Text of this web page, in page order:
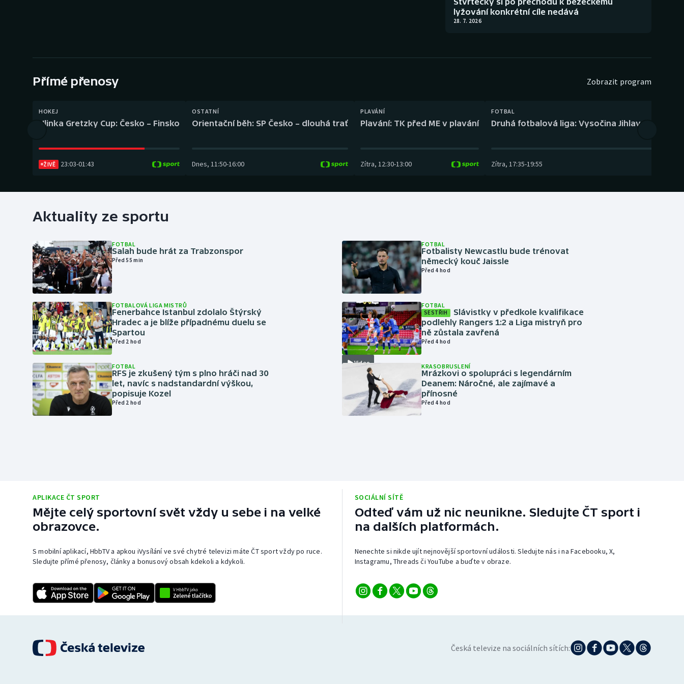
Gymnastika Plážový volejbal
lyžování konkrétní cíle nedává
28. 7. 2026
Přímé přenosy Zobrazit program
HOKEJ
Hlinka Gretzky Cup: Česko – Finsko
ŽIVĚ 23:03-01:43
OSTATNÍ
Orientační běh: SP Česko – dlouhá trať
Dnes, 11:50-16:00
PLAVÁNÍ
Plavání: TK před ME v plavání
Zítra, 12:30-13:00
FOTBAL
Druhá fotbalová liga: Vysočina Jihlava – Fotbal
Zítra, 17:35-19:55
Aktuality ze sportu
FOTBAL
Salah bude hrát za Trabzonspor
Před 55 min
FOTBALOVÁ LIGA MISTRŮ
Fenerbahce Istanbul zdolalo Štýrský
Hradec a je blíže případnému duelu se
Spartou
Před 2 hod
FOTBAL
RFS je zkušený tým s plno hráči nad 30
let, navíc s nadstandardní výškou,
popisuje Kozel
Před 2 hod
FOTBAL
Fotbalisty Newcastlu bude trénovat
německý kouč Jaissle
Před 4 hod
Video
FOTBAL
SESTŘIH
Slávistky v předkole kvalifikace
podlehly Rangers 1:2 a Liga mistryň pro
ně zůstala zavřená
Před 4 hod
KRASOBRUSLENÍ
Mrázkovi o spolupráci s legendárním
Deanem: Náročné, ale zajímavé a
přínosné
Před 4 hod
APLIKACE ČT SPORT
Mějte celý sportovní svět vždy u sebe i na velké
obrazovce.
S mobilní aplikací, HbbTV a apkou iVysílání ve své chytré televizi máte ČT sport vždy po ruce.
Sledujte přímé přenosy, články a bonusový obsah kdekoli a kdykoli.
SOCIÁLNÍ SÍTĚ
Odteď vám už nic neunikne. Sledujte ČT sport i
na dalších platformách.
Nenechte si nikde ujít nejnovější sportovní události. Sledujte nás i na Facebooku, X,
Instagramu, Threads či YouTube a buďte v obraze.
Česká televize na sociálních sítích: